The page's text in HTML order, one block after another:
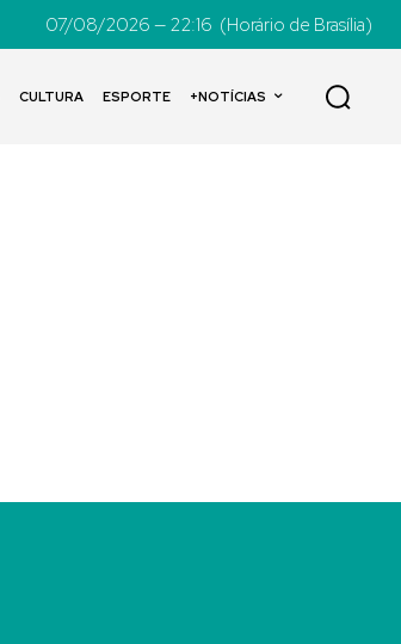
07/08/2026 — 22:16 (Horário de Brasília)
CULTURA ESPORTE +NOTÍCIAS